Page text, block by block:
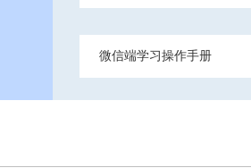
微信端学习操作手册